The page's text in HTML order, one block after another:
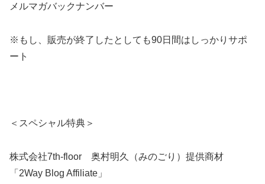
メルマガバックナンバー
※もし、販売が終了したとしても90日間はしっかりサポ
ート
＜スペシャル特典＞
株式会社7th-floor 奥村明久（みのごり）提供商材
「2Way Blog Affiliate」